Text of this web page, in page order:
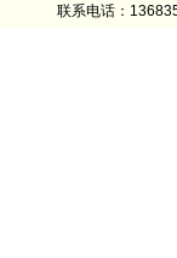
联系电话：